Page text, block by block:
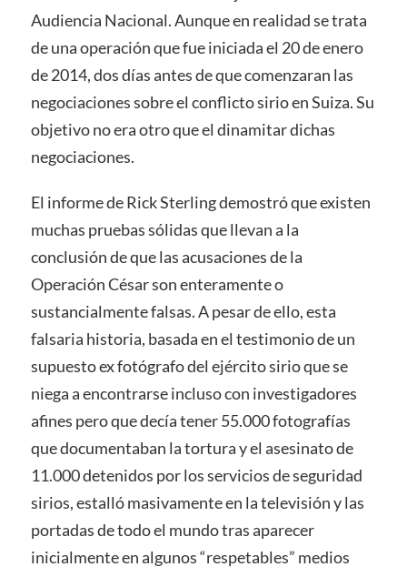
Audiencia Nacional. Aunque en realidad se trata
de una operación que fue iniciada el 20 de enero
de 2014, dos días antes de que comenzaran las
negociaciones sobre el conflicto sirio en Suiza. Su
objetivo no era otro que el dinamitar dichas
negociaciones.
El informe de Rick Sterling demostró que existen
muchas pruebas sólidas que llevan a la
conclusión de que las acusaciones de la
Operación César son enteramente o
sustancialmente falsas. A pesar de ello, esta
falsaria historia, basada en el testimonio de un
supuesto ex fotógrafo del ejército sirio que se
niega a encontrarse incluso con investigadores
afines pero que decía tener 55.000 fotografías
que documentaban la tortura y el asesinato de
11.000 detenidos por los servicios de seguridad
sirios, estalló masivamente en la televisión y las
portadas de todo el mundo tras aparecer
inicialmente en algunos “respetables” medios